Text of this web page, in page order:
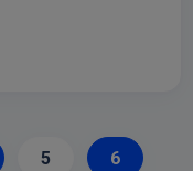
5
6